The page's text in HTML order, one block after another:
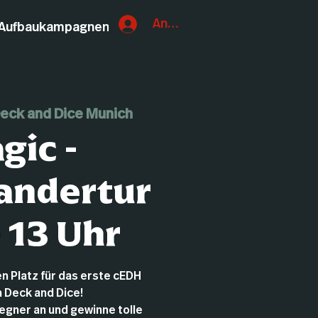
Anmelden
and Dice Munich
-
Uhr
Platz für das erste cEDH
Deck and Dice!
an und gewinne tolle